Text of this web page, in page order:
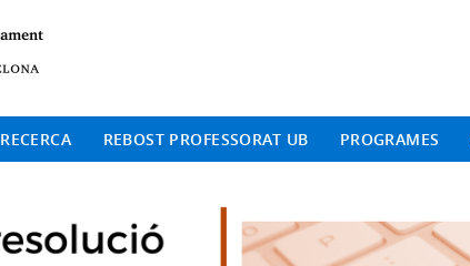
RECERCA REBOST PROFESSORAT UB PROGRAMES